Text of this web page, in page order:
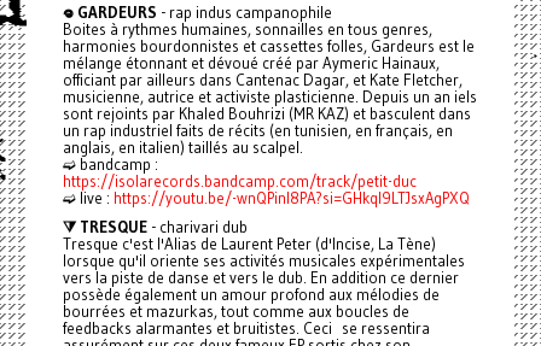
𖦹 GARDEURS - rap indus campanophile
Boites à rythmes humaines, sonnailles en tous genres,
harmonies bourdonnistes et cassettes folles, Gardeurs est le
mélange étonnant et dévoué créé par Aymeric Hainaux,
officiant par ailleurs dans Cantenac Dagar, et Kate Fletcher,
musicienne, autrice et activiste plasticienne. Depuis un an iels
sont rejoints par Khaled Bouhrizi (MR KAZ) et basculent dans
un rap industriel faits de récits (en tunisien, en français, en
anglais, en italien) taillés au scalpel.
➫ bandcamp :
https://isolarecords.bandcamp.com/track/petit-duc
➫ live : https://youtu.be/-wnQPinl8PA?si=GHkql9LTJsxAgPXQ
⧩ TRESQUE- charivari dub
Tresque c'est l'Alias de Laurent Peter (d'Incise, La Tène)
lorsque qu'il oriente ses activités musicales expérimentales
vers la piste de danse et vers le dub. En addition ce dernier
possède également un amour profond aux mélodies de
bourrées et mazurkas, tout comme aux boucles de
feedbacks alarmantes et bruitistes. Ceci se ressentira